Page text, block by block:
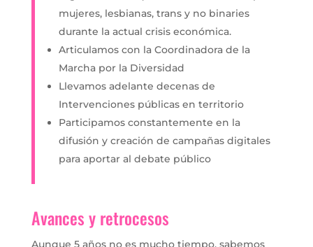
mujeres, lesbianas, trans y no binaries
durante la actual crisis económica.
Articulamos con la Coordinadora de la
Marcha por la Diversidad
Llevamos adelante decenas de
Intervenciones públicas en territorio
Participamos constantemente en la
difusión y creación de campañas digitales
para aportar al debate público
Avances y retrocesos
Aunque 5 años no es mucho tiempo, sabemos